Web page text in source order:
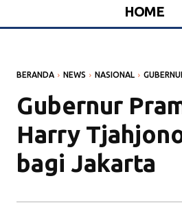
HOME
BERANDA NEWS NASIONAL
Gubernur
Harry
bagi Jakarta